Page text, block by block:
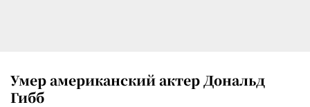
Умер американский актер Дональд
Гибб